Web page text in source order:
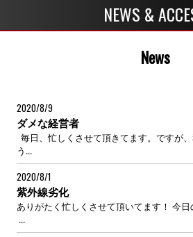
NEWS &
News
2020/8/9
ダメな経営者
毎日、忙しくさせて頂きてます。ですが
う...
2020/8/1
紫外線劣化
ありがたく忙しくさせて頂いてます！
...